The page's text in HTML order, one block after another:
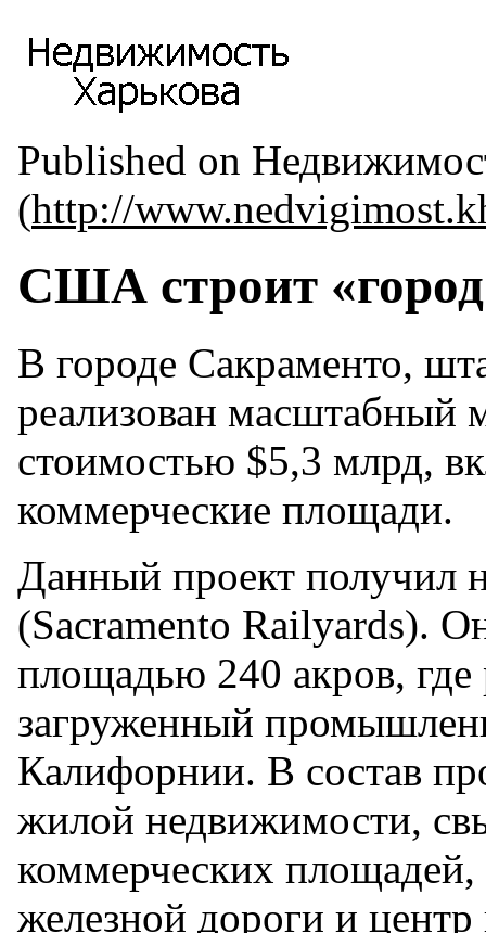
Published on
(http://
США строит «город
В городе Сакраменто,
реализован масштабный
стоимостью $5,3 млрд,
коммерческие площади.
Данный проект получил
(Sacramento Railyards).
площадью 240 акров,
загруженный
Калифорнии. В состав
жилой недвижимости,
коммерческих
железной дороги и центр